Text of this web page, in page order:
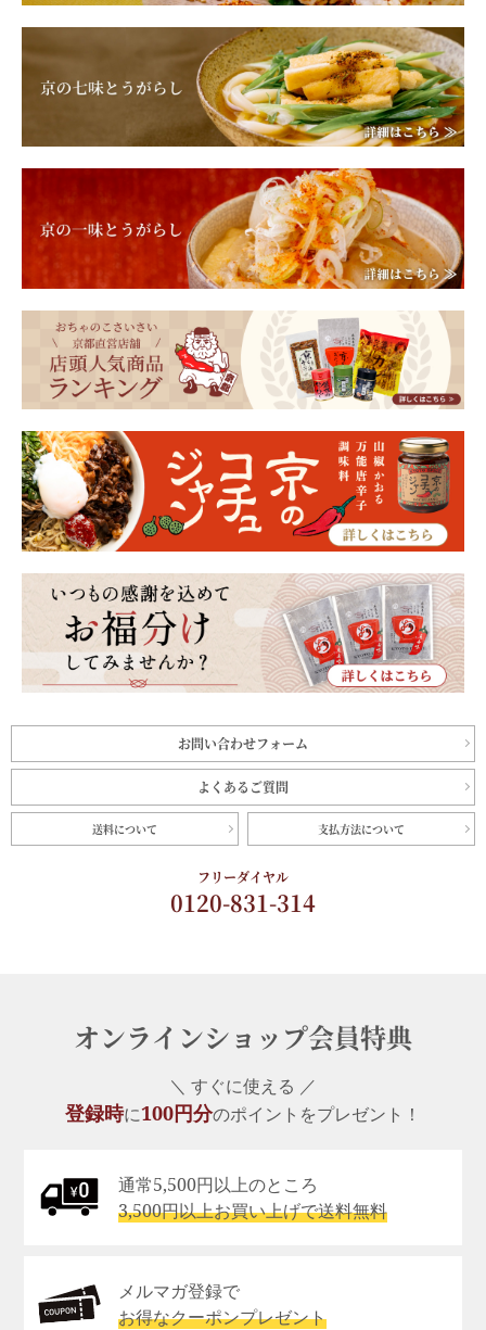
お問い合わせフォーム
よくあるご質問
送料について 支払方法について
フリーダイヤル
0120-831-314
オンラインショップ会員特典
＼ すぐに使える ／
登録時に100円分のポイントをプレゼント！
通常5,500円以上のところ
3,500円以上お買い上げで送料無料
メルマガ登録で
お得なクーポンプレゼント